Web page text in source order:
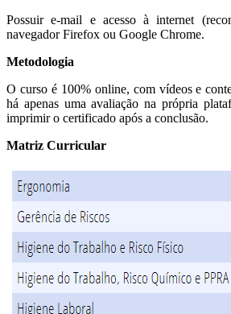
Possuir e-mail e acesso à internet
navegador Firefox ou Google Chrome.
Metodologia
O curso é 100% online, com vídeos e
há apenas uma avaliação na própria
imprimir o certificado após a conclusão.
Matriz Curricular